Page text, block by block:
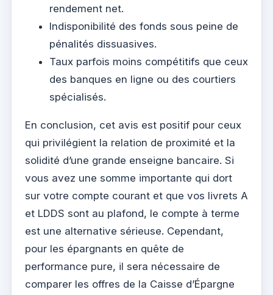
rendement net.
Indisponibilité des fonds sous peine de
pénalités dissuasives.
Taux parfois moins compétitifs que ceux
des banques en ligne ou des courtiers
spécialisés.
En conclusion, cet avis est positif pour ceux
qui privilégient la relation de proximité et la
solidité d’une grande enseigne bancaire. Si
vous avez une somme importante qui dort
sur votre compte courant et que vos livrets A
et LDDS sont au plafond, le compte à terme
est une alternative sérieuse. Cependant,
pour les épargnants en quête de
performance pure, il sera nécessaire de
comparer les offres de la Caisse d’Épargne